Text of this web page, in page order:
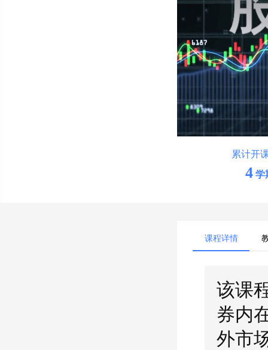
累计开
4 学
课程详情
该课
券内
外市